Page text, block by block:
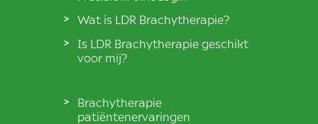
Wat is LDR Brachytherapie?
Is LDR Brachytherapie geschikt
voor mij?
Brachytherapie
patiëntenervaringen